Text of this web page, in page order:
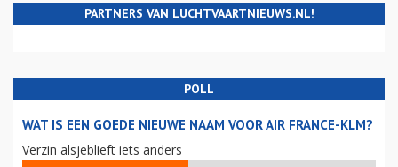
PARTNERS VAN LUCHTVAARTNIEUWS.NL!
POLL
WAT IS EEN GOEDE NIEUWE NAAM VOOR AIR FRANCE-KLM?
Verzin alsjeblieft iets anders